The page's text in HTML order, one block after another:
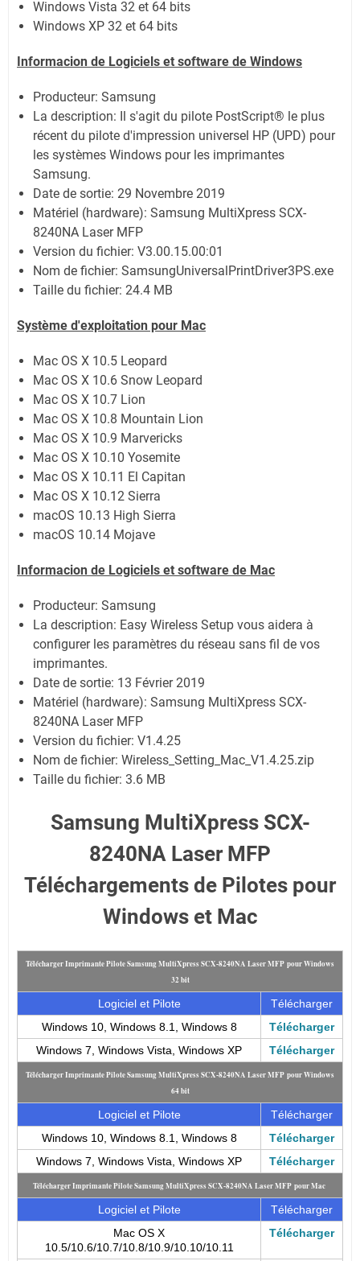
Windows Vista 32 et 64 bits
Windows XP 32 et 64 bits
Informacion de Logiciels et software de Windows
Producteur: Samsung
La description: Il s'agit du pilote PostScript® le plus
récent du pilote d'impression universel HP (UPD) pour
les systèmes Windows pour les imprimantes
Samsung.
Date de sortie: 29 Novembre 2019
Matériel (hardware): Samsung MultiXpress SCX-
8240NA Laser MFP
Version du fichier: V3.00.15.00:01
Nom de fichier: SamsungUniversalPrintDriver3PS.exe
Taille du fichier: 24.4 MB
Système d'exploitation pour Mac
Mac OS X 10.5 Leopard
Mac OS X 10.6 Snow Leopard
Mac OS X 10.7 Lion
Mac OS X 10.8 Mountain Lion
Mac OS X 10.9 Marvericks
Mac OS X 10.10 Yosemite
Mac OS X 10.11 El Capitan
Mac OS X 10.12 Sierra
macOS 10.13 High Sierra
macOS 10.14 Mojave
Informacion de Logiciels et software de Mac
Producteur: Samsung
La description: Easy Wireless Setup vous aidera à
configurer les paramètres du réseau sans fil de vos
imprimantes.
Date de sortie: 13 Février 2019
Matériel (hardware): Samsung MultiXpress SCX-
8240NA Laser MFP
Version du fichier: V1.4.25
Nom de fichier: Wireless_Setting_Mac_V1.4.25.zip
Taille du fichier: 3.6 MB
Samsung MultiXpress SCX-
8240NA Laser MFP
Téléchargements de Pilotes pour
Windows et Mac
Télécharger Imprimante Pilote Samsung MultiXpress SCX-8240NA Laser MFP pour Windows
32 bit
Logiciel et Pilote
Télécharger
Windows 10, Windows 8.1, Windows 8
Télécharger
Windows 7, Windows Vista, Windows XP
Télécharger
Télécharger Imprimante Pilote Samsung MultiXpress SCX-8240NA Laser MFP pour Windows
64 bit
Logiciel et Pilote
Télécharger
Windows 10, Windows 8.1, Windows 8
Télécharger
Windows 7, Windows Vista, Windows XP
Télécharger
Télécharger Imprimante Pilote Samsung MultiXpress SCX-8240NA Laser MFP pour Mac
Logiciel et Pilote
Télécharger
Mac OS X
10.5/10.6/10.7/10.8/10.9/10.10/10.11
Télécharger